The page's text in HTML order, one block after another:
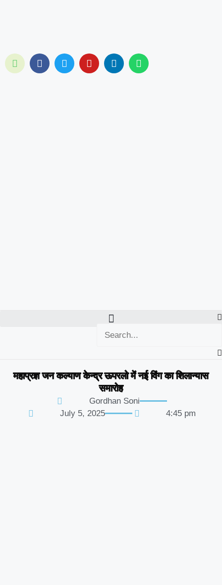
महाप्रज्ञ जन कल्याण केन्द्र ऊपरलो में नई विंग का शिलान्यास
समारोह
Gordhan Soni
July 5, 2025
4:45 pm